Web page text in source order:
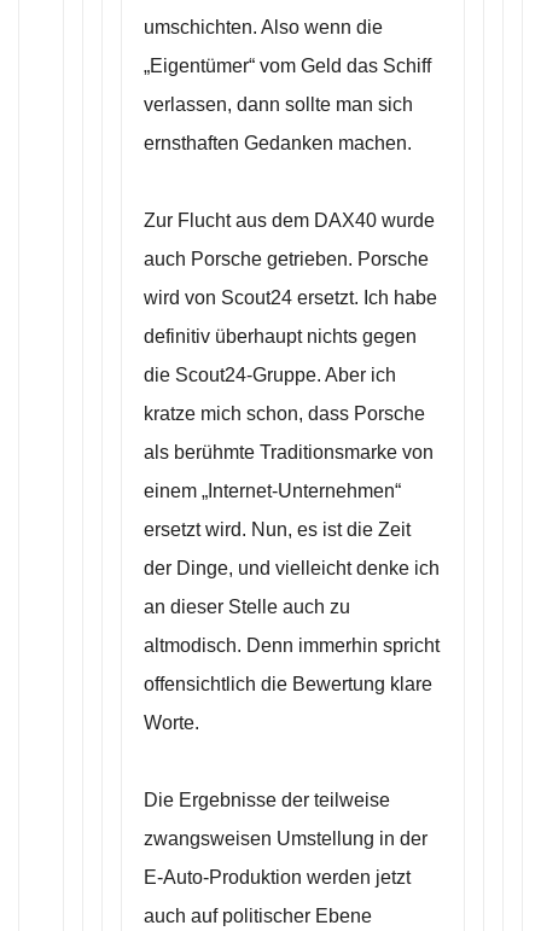
umschichten. Also wenn die
„Eigentümer“ vom Geld das Schiff
verlassen, dann sollte man sich
ernsthaften Gedanken machen.
Zur Flucht aus dem DAX40 wurde
auch Porsche getrieben. Porsche
wird von Scout24 ersetzt. Ich habe
definitiv überhaupt nichts gegen
die Scout24-Gruppe. Aber ich
kratze mich schon, dass Porsche
als berühmte Traditionsmarke von
einem „Internet-Unternehmen“
ersetzt wird. Nun, es ist die Zeit
der Dinge, und vielleicht denke ich
an dieser Stelle auch zu
altmodisch. Denn immerhin spricht
offensichtlich die Bewertung klare
Worte.
Die Ergebnisse der teilweise
zwangsweisen Umstellung in der
E-Auto-Produktion werden jetzt
auch auf politischer Ebene